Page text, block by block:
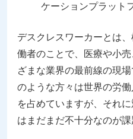
ケーションプラット
デスクレスワーカーとは
働者のことで、医療や小
ざまな業界の最前線の現
のような方々は世界の労
を占めていますが、それ
はまだまだ不十分なのが課